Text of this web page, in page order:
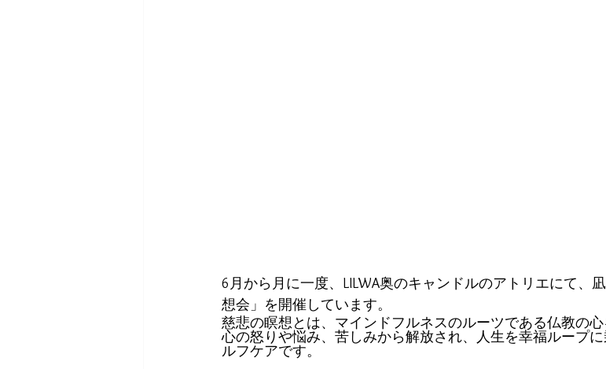
6月から月に一度、LILWA奥のキャンドルのアトリエにて、
想会」を開催しています。
慈悲の瞑想とは、マインドフルネスのルーツである仏教の心
心の怒りや悩み、苦しみから解放され、人生を幸福ループ
ルフケアです。